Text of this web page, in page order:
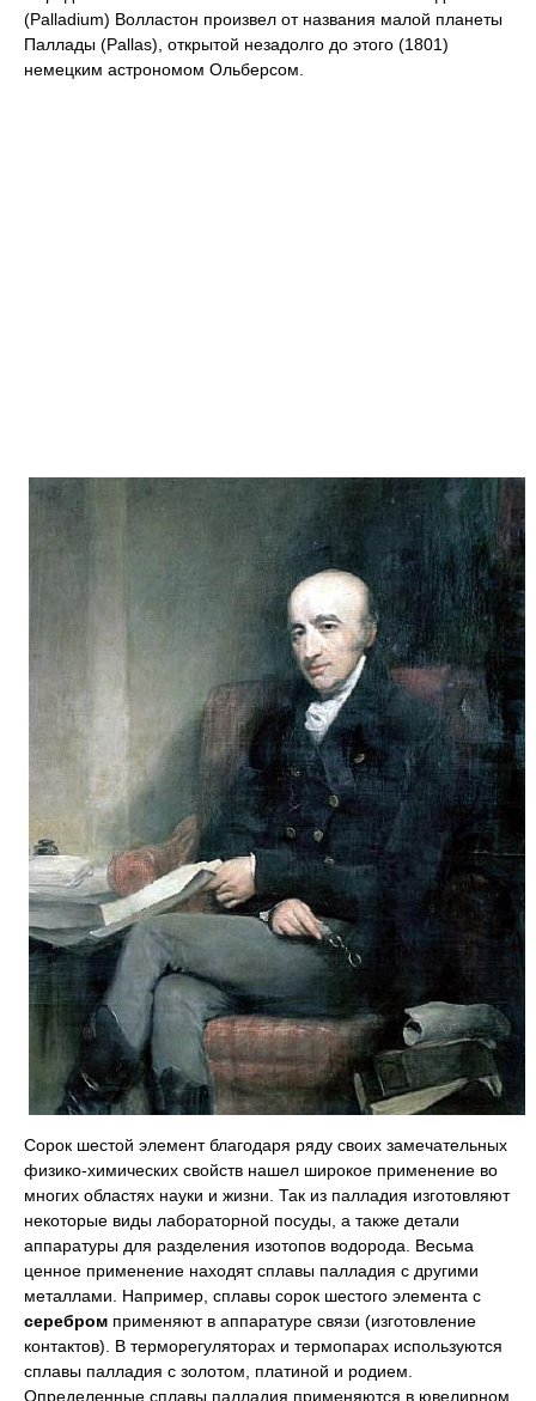
(Palladium) Волластон произвел от названия малой планеты
Паллады (Pallas), открытой незадолго до этого (1801)
немецким астрономом Ольберсом.
Сорок шестой элемент благодаря ряду своих замечательных
физико-химических свойств нашел широкое применение во
многих областях науки и жизни. Так из палладия изготовляют
некоторые виды лабораторной посуды, а также детали
аппаратуры для разделения изотопов водорода. Весьма
ценное применение находят сплавы палладия с другими
металлами. Например, сплавы сорок шестого элемента с
серебром применяют в аппаратуре связи (изготовление
контактов). В терморегуляторах и термопарах используются
сплавы палладия с золотом, платиной и родием.
Определенные сплавы палладия применяются в ювелирном